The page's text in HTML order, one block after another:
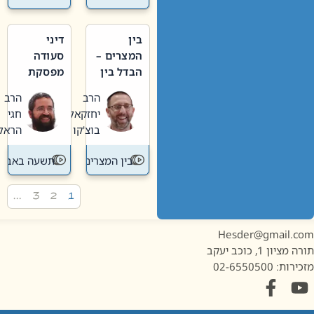
בין
המצרים –
הבדל בין
חדשה
לישנה
הרב
יחזקאל
בוצ'קו
בין המצרים
דיני
סעודה
מפסקת
תשעה
באב
הרב
חגי
הראל
תשעה באב
1, כוכב יעקב
02-6550500